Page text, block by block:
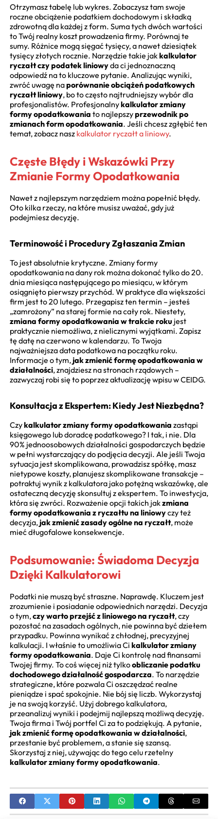
Otrzymasz tabelę lub wykres. Zobaczysz tam swoje
roczne obciążenie podatkiem dochodowym i składką
zdrowotną dla każdej z form. Suma tych dwóch wartości
to Twój realny koszt prowadzenia firmy. Porównaj te
sumy. Różnice mogą sięgać tysięcy, a nawet dziesiątek
tysięcy złotych rocznie. Narzędzie takie jakkalkulator
ryczałt czy podatek liniowyda ci jednoznaczną
odpowiedź na to kluczowe pytanie. Analizując wyniki,
zwróć uwagę naporównanie obciążeń podatkowych
ryczałt liniowy, bo to często najtrudniejszy wybór dla
profesjonalistów. Profesjonalnykalkulator zmiany
formy opodatkowania to najlepszyprzewodnik po
zmianach form opodatkowania. Jeśli chcesz zgłębić ten
temat, zobacz nasz kalkulator ryczałt a liniowy.
Częste Błędy i Wskazówki Przy
Zmianie Formy Opodatkowania
Nawet z najlepszym narzędziem można popełnić błędy.
Oto kilka rzeczy, na które musisz uważać, gdy już
podejmiesz decyzję.
Terminowość i Procedury Zgłaszania Zmian
To jest absolutnie krytyczne. Zmiany formy
opodatkowania na dany rok można dokonać tylko do 20.
dnia miesiąca następującego po miesiącu, w którym
osiągnięto pierwszy przychód. W praktyce dla większości
firm jest to 20 lutego. Przegapisz ten termin – jesteś
„zamrożony” na starej formie na cały rok. Niestety,
zmiana formy opodatkowania w trakcie roku jest
praktycznie niemożliwa, z nielicznymi wyjątkami. Zapisz
tę datę na czerwono w kalendarzu. To Twoja
najważniejsza data podatkowa na początku roku.
Informacje o tym, jak zmienić formę opodatkowania w
działalności, znajdziesz na stronach rządowych –
zazwyczaj robi się to poprzez aktualizację wpisu w CEIDG.
Konsultacja z Ekspertem: Kiedy Jest Niezbędna?
Czykalkulator zmiany formy opodatkowania zastąpi
księgowego lub doradcę podatkowego? I tak, i nie. Dla
90% jednoosobowych działalności gospodarczych będzie
w pełni wystarczający do podjęcia decyzji. Ale jeśli Twoja
sytuacja jest skomplikowana, prowadzisz spółkę, masz
nietypowe koszty, planujesz skomplikowane transakcje –
potraktuj wynik z kalkulatora jako potężną wskazówkę, ale
ostateczną decyzję skonsultuj z ekspertem. To inwestycja,
która się zwróci. Rozważenie opcji takich jakzmiana
formy opodatkowania z ryczałtu na liniowyczy też
decyzja, jak zmienić zasady ogólne na ryczałt, może
mieć długofalowe konsekwencje.
Podsumowanie: Świadoma Decyzja
Dzięki Kalkulatorowi
Podatki nie muszą być straszne. Naprawdę. Kluczem jest
zrozumienie i posiadanie odpowiednich narzędzi. Decyzja
o tym,czy warto przejść z liniowego na ryczałt, czy
pozostać na zasadach ogólnych, nie powinna być dziełem
przypadku. Powinna wynikać z chłodnej, precyzyjnej
kalkulacji. I właśnie to umożliwia Ci kalkulator zmiany
formy opodatkowania. Daje Ci kontrolę nad finansami
Twojej firmy. To coś więcej niż tylkoobliczanie podatku
dochodowego działalność gospodarcza. To narzędzie
strategiczne, które pozwala Ci oszczędzać realne
pieniądze i spać spokojnie. Nie bój się liczb. Wykorzystaj
je na swoją korzyść. Użyj dobrego kalkulatora,
przeanalizuj wyniki i podejmij najlepszą możliwą decyzję.
Twoja firma i Twój portfel Ci za to podziękują. A pytanie,
jak zmienić formę opodatkowania w działalności,
przestanie być problemem, a stanie się szansą.
Skorzystaj z niej, używając do tego celu rzetelny
kalkulator zmiany formy opodatkowania.